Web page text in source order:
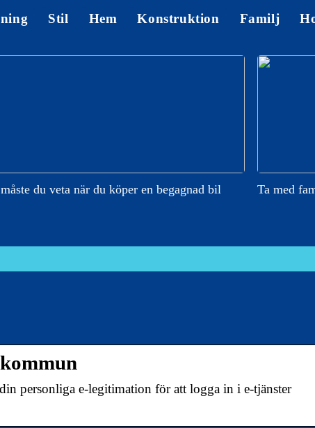
Stil Hem Konstruktion Familj
du veta när du köper en begagnad bil Ta med
personliga e-legitimation för att logga in i e-tjänster